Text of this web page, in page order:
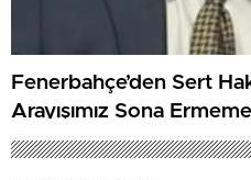
Fenerbahçe’den Sert
Arayışımız Sona